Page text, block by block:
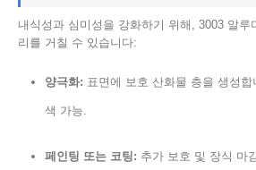
내식성과 심미성을 강화하기 위해, 3003 알루
리를 거칠 수 있습니다:
양극화: 표면에 보호 산화물 층을 생성
색 가능.
페인팅 또는 코팅: 추가 보호 및 장식 마